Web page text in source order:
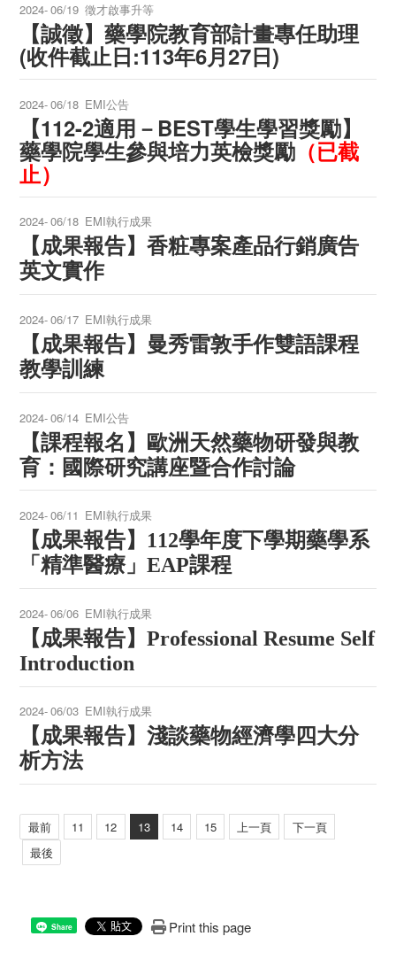
2024-06/19 徵才啟事升等
【誠徵】藥學院教育部計畫專任助理
(收件截止日:113年6月27日)
2024-06/18 EMI公告
【112-2適用－BEST學生學習獎勵】
藥學院學生參與培力英檢獎勵（已截
止）
2024-06/18 EMI執行成果
【成果報告】香粧專案產品行銷廣告
英文實作
2024-06/17 EMI執行成果
【成果報告】曼秀雷敦手作雙語課程
教學訓練
2024-06/14 EMI公告
【課程報名】歐洲天然藥物研發與教
育：國際研究講座暨合作討論
2024-06/11 EMI執行成果
【成果報告】112學年度下學期藥學系
「精準醫療」EAP課程
2024-06/06 EMI執行成果
【成果報告】Professional Resume Self
Introduction
2024-06/03 EMI執行成果
【成果報告】淺談藥物經濟學四大分
析方法
最前 11 12 13 14 15 上一頁
下一頁
最後
Share Print this page